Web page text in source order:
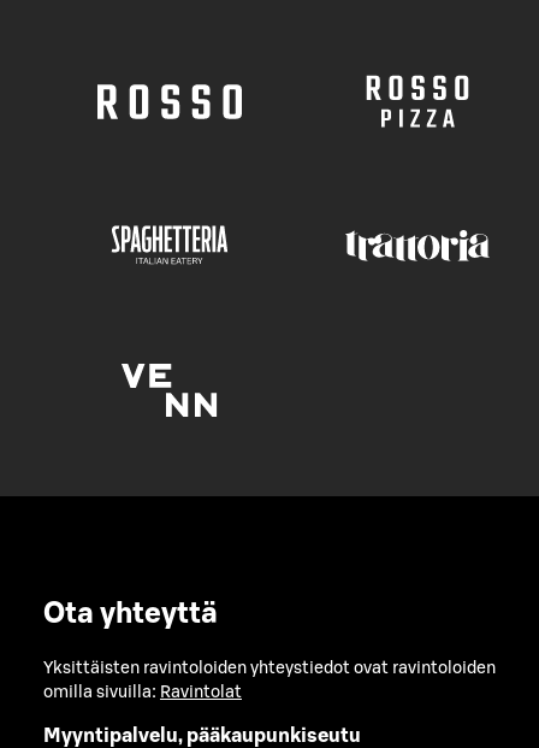
Ota yhteyttä
Yksittäisten ravintoloiden yhteystiedot ovat ravintoloiden
omilla sivuilla: Ravintolat
Myyntipalvelu, pääkaupunkiseutu